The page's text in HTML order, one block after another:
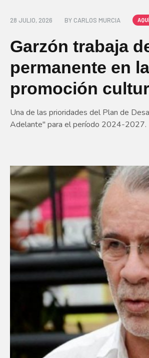
28 JULIO, 2026 BY CARLOS MURCIA
Garzón trabaja
permanente en la
promoción
Una de las prioridades del Plan de
Adelante" para el período 2024-2027.